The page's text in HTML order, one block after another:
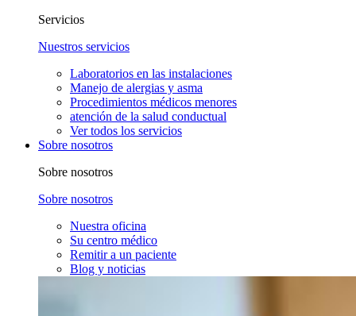
Servicios
Nuestros servicios
Laboratorios en las instalaciones
Manejo de alergias y asma
Procedimientos médicos menores
atención de la salud conductual
Ver todos los servicios
Sobre nosotros
Sobre nosotros
Sobre nosotros
Nuestra oficina
Su centro médico
Remitir a un paciente
Blog y noticias